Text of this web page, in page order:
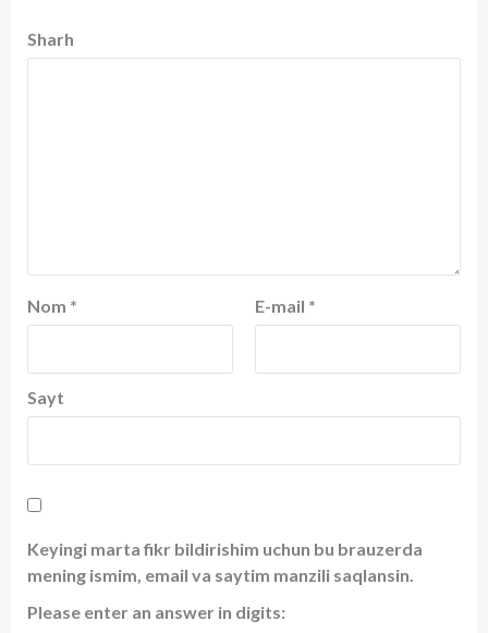
Sharh
Nom * E-mail *
Sayt
Keyingi marta fikr bildirishim uchun bu brauzerda
mening ismim, email va saytim manzili saqlansin.
Please enter an answer in digits: